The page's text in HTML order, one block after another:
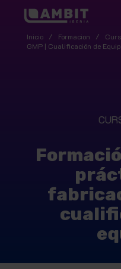
Inicio / Formacion /
GMP | Cualificación de